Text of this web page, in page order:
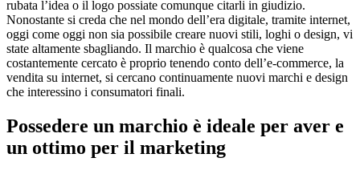
rubata l’idea o il logo possiate comunque citarli in giudizio.
Nonostante si creda che nel mondo dell’era digitale, tramite internet,
oggi come oggi non sia possibile creare nuovi stili, loghi o design, vi
state altamente sbagliando. Il marchio è qualcosa che viene
costantemente cercato è proprio tenendo conto dell’e-commerce, la
vendita su internet, si cercano continuamente nuovi marchi e design
che interessino i consumatori finali.
Possedere un marchio è ideale per aver e
un ottimo per il marketing